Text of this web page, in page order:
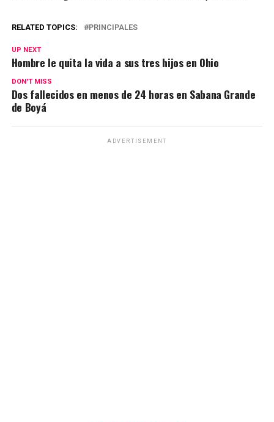
RELATED TOPICS: PRINCIPALES
UP NEXT
Hombre le quita la vida a sus tres hijos en Ohio
DON'T MISS
Dos fallecidos en menos de 24 horas en Sabana Grande
de Boyá
ADVERTISEMENT